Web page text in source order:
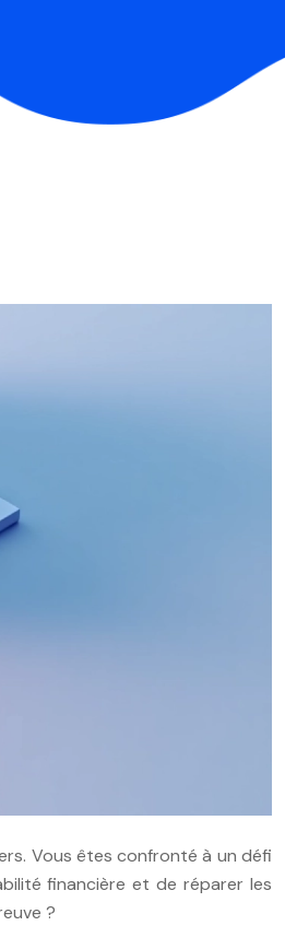
Vous êtes confronté à un défi
financière et de réparer les
?